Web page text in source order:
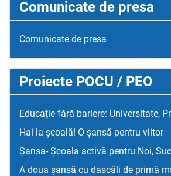
Comunicate de presa
Comunicate de presa
Proiecte POCU / PEO
Educație fără bariere: Universitate,
Hai la școală! O șansă pentru viitor
Șansa- Școala activă pentru Noi,
A doua șansă cu dascăli de primă